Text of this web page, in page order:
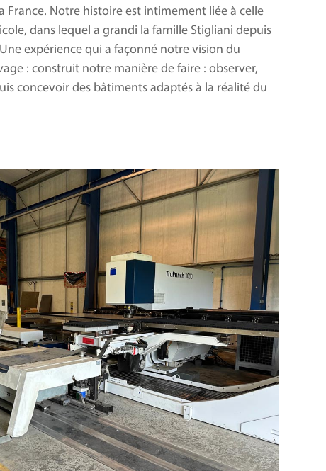
France. Notre histoire est intimement liée à celle
dans lequel a grandi la famille Stigliani depuis
expérience qui a façonné notre vision du
: construit notre manière de faire : observer,
concevoir des bâtiments adaptés à la réalité du